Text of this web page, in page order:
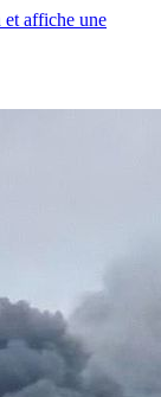
et affiche une